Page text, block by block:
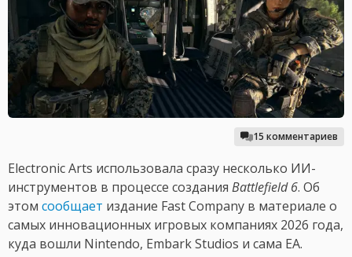
15 комментариев
Electronic Arts использовала сразу несколько ИИ-
инструментов в процессе создания Battlefield 6. Об
этом сообщает издание Fast Company в материале о
самых инновационных игровых компаниях 2026 года,
куда вошли Nintendo, Embark Studios и сама EA.